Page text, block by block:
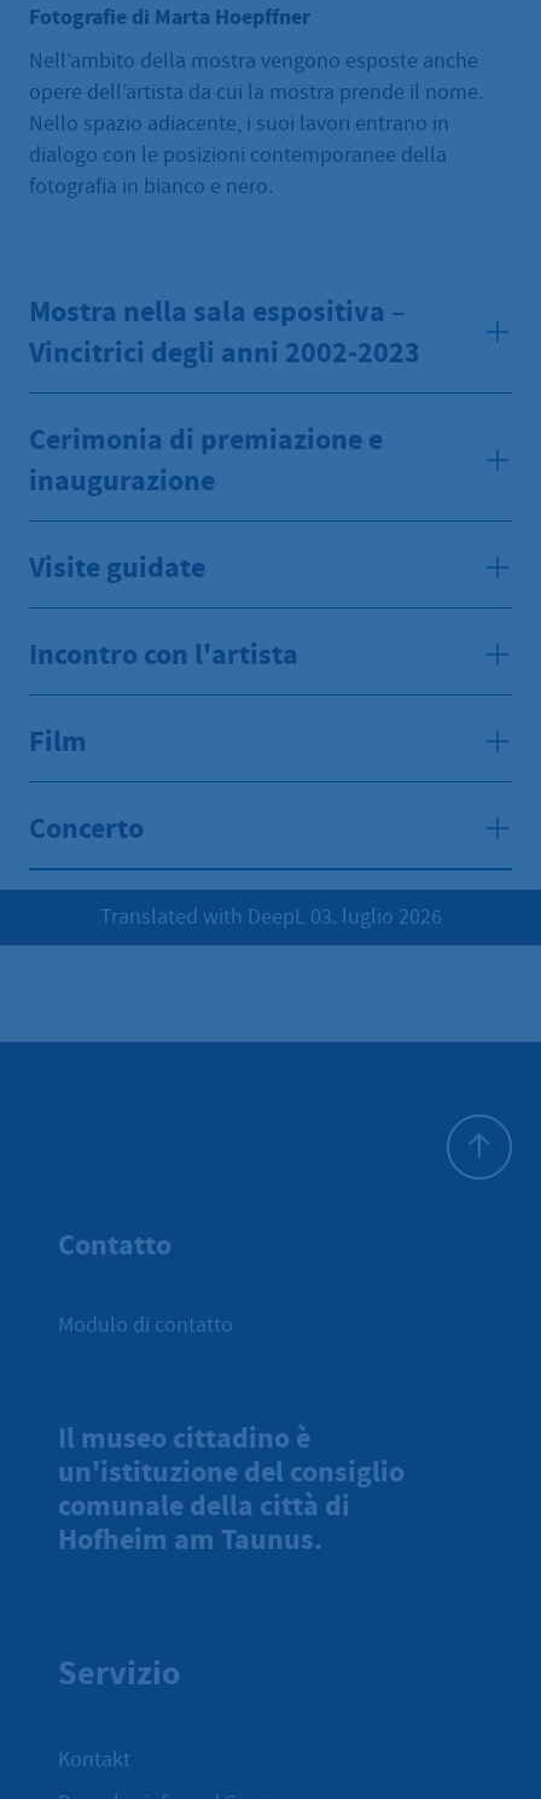
Fotografie di Marta Hoepffner
Nell’ambito della mostra vengono esposte anche
opere dell’artista da cui la mostra prende il nome.
Nello spazio adiacente, i suoi lavori entrano in
dialogo con le posizioni contemporanee della
fotografia in bianco e nero.
Mostra nella sala espositiva –
Vincitrici degli anni 2002-2023
Cerimonia di premiazione e
inaugurazione
Visite guidate
Incontro con l'artista
Film
Concerto
Translated with DeepL 03. luglio 2026
Contatto
Modulo di contatto
Il museo cittadino è
un'istituzione del consiglio
comunale della città di
Hofheim am Taunus.
Servizio
Kontakt